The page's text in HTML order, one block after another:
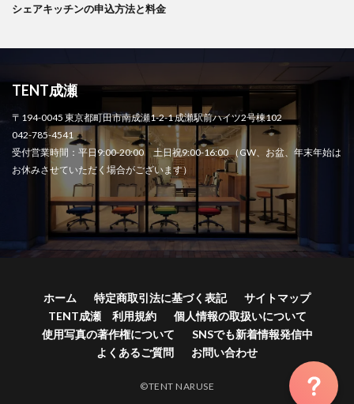
シェアキッチンの申込方法と料金
TENT成瀬
〒194-0045 東京都町田市南成瀬1-2-1 成瀬駅前ハイツ2号棟102
042-785-4541
受付営業時間：平日9:00-20:00 土日祝9:00-16:00 （GW、お盆、年末年始は
お休みさせていただく場合がございます）
ホーム 特定商取引法に基づく表記
サイトマップ
TENT成瀬 利用規約
個人情報の取扱いについて
使用写真の著作権について
SNSでも新着情報発信中
よくあるご質問
お問い合わせ
©TENT NARUSE